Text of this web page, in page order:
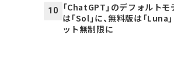
10
「ChatGPT」のデフォルト
は「Sol」に、無料版は「Luna
ット無制限に